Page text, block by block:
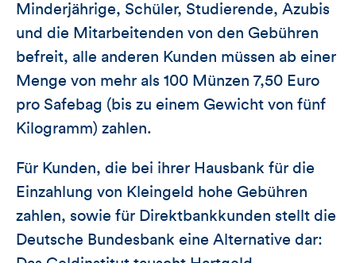
Minderjährige, Schüler, Studierende, Azubis
und die Mitarbeitenden von den Gebühren
befreit, alle anderen Kunden müssen ab einer
Menge von mehr als 100 Münzen 7,50 Euro
pro Safebag (bis zu einem Gewicht von fünf
Kilogramm) zahlen.
Für Kunden, die bei ihrer Hausbank für die
Einzahlung von Kleingeld hohe Gebühren
zahlen, sowie für Direktbankkunden stellt die
Deutsche Bundesbank eine Alternative dar: